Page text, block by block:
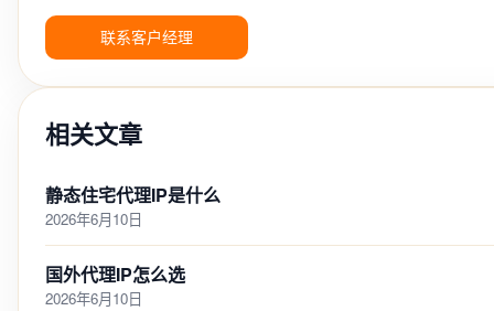
联系客户经理
相关文章
静态住宅代理IP是什么
2026年6月10日
国外代理IP怎么选
2026年6月10日